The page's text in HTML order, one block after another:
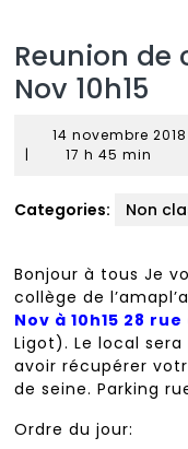
Reunion de
Nov 10h15
14 novembre 2018
|
17 h 45 min
Categories: Non
Bonjour à tous Je
collège de
Nov à 10h15 28
Ligot). Le local
avoir récupérer
de seine. Parking
Ordre du jour: